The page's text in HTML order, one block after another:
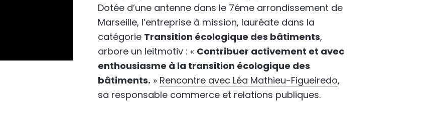
Dotée d’une antenne dans le 7éme arrondissement de
Marseille, l’entreprise à mission, lauréate dans la
catégorie Transition écologique des bâtiments,
arbore un leitmotiv : « Contribuer activement et avec
enthousiasme à la transition écologique des
bâtiments. » Rencontre avec Léa Mathieu-Figueiredo,
sa responsable commerce et relations publiques.